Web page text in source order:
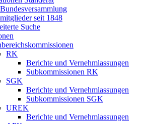
seit 1848
Suche
RK
Berichte und Vernehmlassungen
Subkommissionen RK
SGK
Berichte und Vernehmlassungen
Subkommissionen SGK
UREK
Berichte und Vernehmlassungen